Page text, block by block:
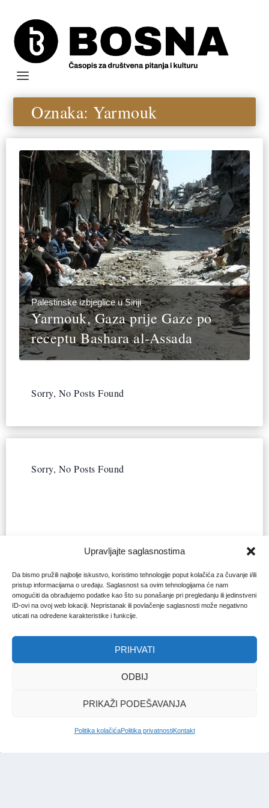
Upravljajte saglasnostima
Da bismo pružili najbolje iskustvo, koristimo tehnologije poput kolačića za čuvanje i/ili
pristup informacijama o uređaju. Saglasnost sa ovim tehnologijama će nam
omogućiti da obrađujemo podatke kao što su ponašanje pri pregledanju ili jedinstveni
ID-ovi na ovoj web lokaciji. Nepristanak ili povlačenje saglasnosti može negativno
uticati na određene karakteristike i funkcije.
PRIHVATI
ODBIJ
PRIKAŽI PODEŠAVANJA
Politika kolačićaPolitika privatnostiKontakt
Oznaka:Yarmouk
Palestinske izbjeglice u Siriji
Yarmouk, Gaza prije Gaze po
receptu Bashara al-Assada
Sorry, No Posts Found
Sorry, No Posts Found